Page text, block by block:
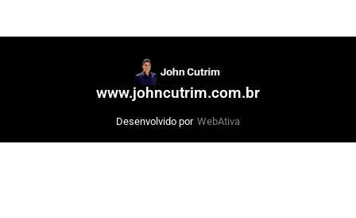
www.johncutrim.com.br
Desenvolvido por WebAtiva